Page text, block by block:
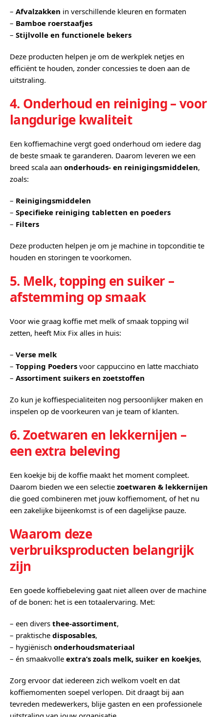
– Afvalzakken in verschillende kleuren en formaten
– Bamboe roerstaafjes
– Stijlvolle en functionele bekers
Deze producten helpen je om de werkplek netjes en
efficiënt te houden, zonder concessies te doen aan de
uitstraling.
4. Onderhoud en reiniging – voor
langdurige kwaliteit
Een koffiemachine vergt goed onderhoud om iedere dag
de beste smaak te garanderen. Daarom leveren we een
breed scala aan onderhouds‑ en reinigingsmiddelen,
zoals:
– Reinigingsmiddelen
– Specifieke reiniging tabletten en poeders
– Filters
Deze producten helpen je om je machine in topconditie te
houden en storingen te voorkomen.
5. Melk, topping en suiker –
afstemming op smaak
Voor wie graag koffie met melk of smaak topping wil
zetten, heeft Mix Fix alles in huis:
– Verse melk
– Topping Poeders voor cappuccino en latte macchiato
– Assortiment suikers en zoetstoffen
Zo kun je koffiespecialiteiten nog persoonlijker maken en
inspelen op de voorkeuren van je team of klanten.
6. Zoetwaren en lekkernijen –
een extra beleving
Een koekje bij de koffie maakt het moment compleet.
Daarom bieden we een selectie zoetwaren & lekkernijen
die goed combineren met jouw koffiemoment, of het nu
een zakelijke bijeenkomst is of een dagelijkse pauze.
Waarom deze
verbruiksproducten belangrijk
zijn
Een goede koffiebeleving gaat niet alleen over de machine
of de bonen: het is een totaalervaring. Met:
– een divers thee‑assortiment,
– praktische disposables,
– hygiënisch onderhoudsmateriaal
– én smaakvolle extra’s zoals melk, suiker en koekjes,
Zorg ervoor dat iedereen zich welkom voelt en dat
koffiemomenten soepel verlopen. Dit draagt bij aan
tevreden medewerkers, blije gasten en een professionele